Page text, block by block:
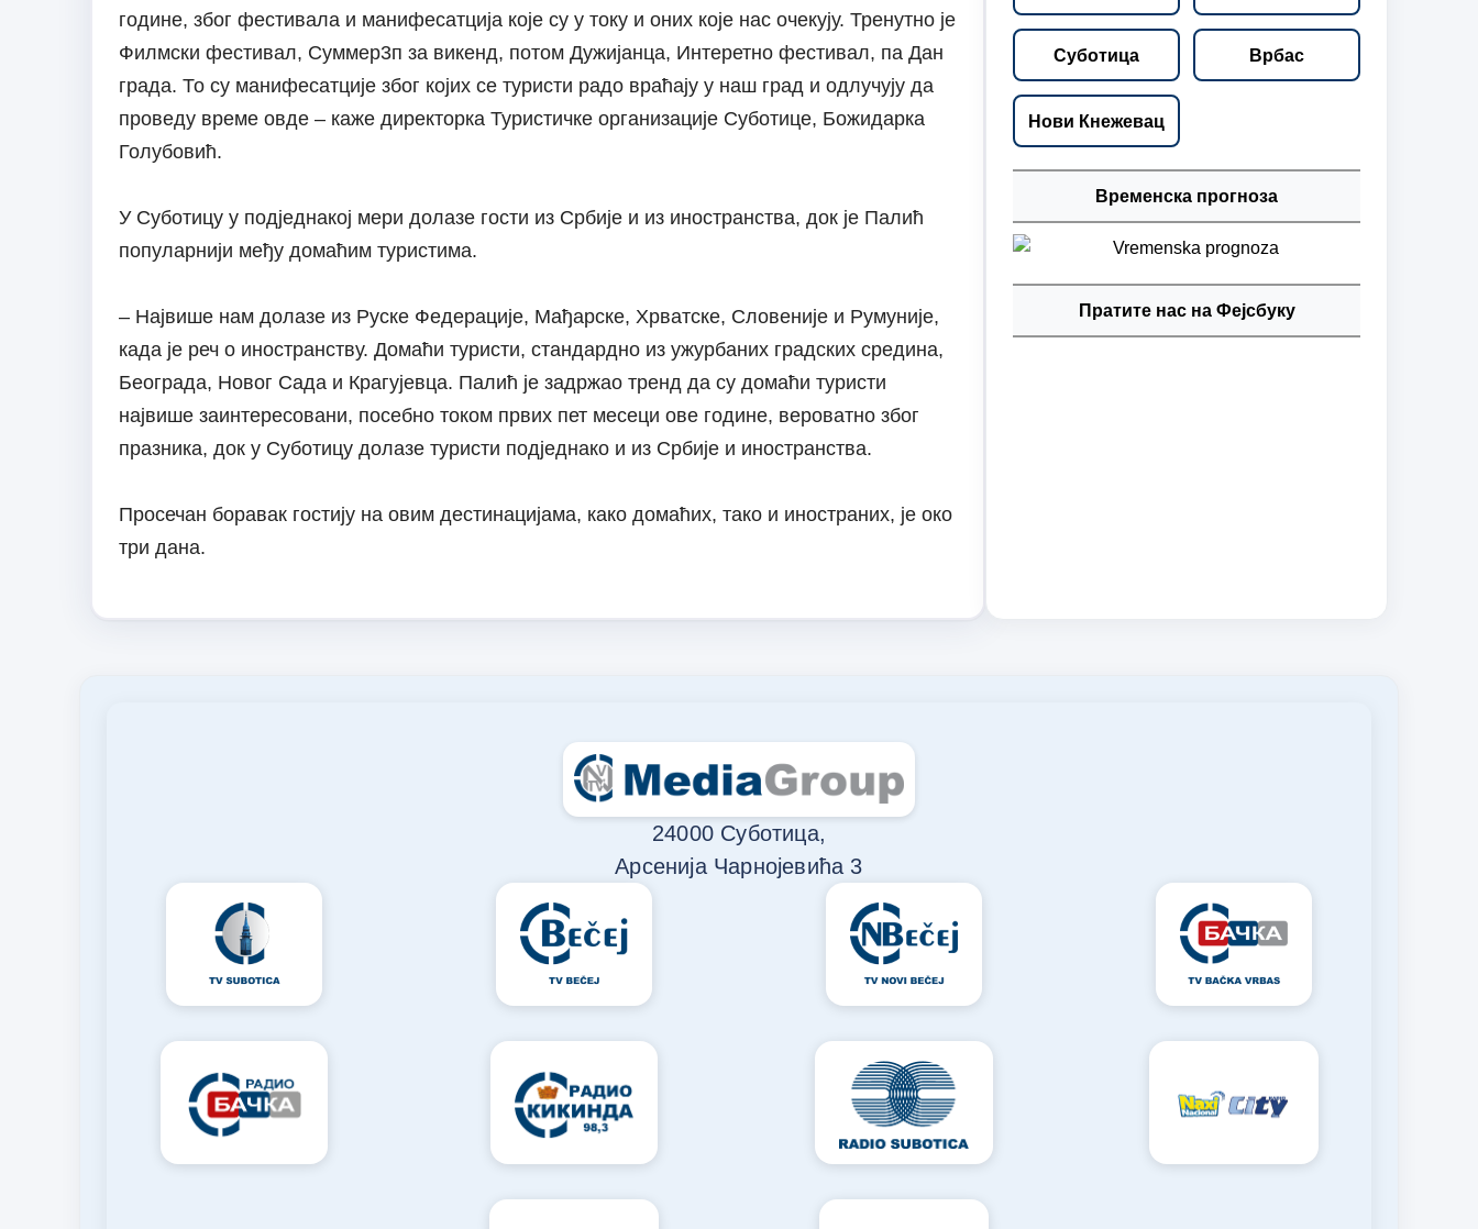
године, због фестивала и манифесатција које су у току и оних које нас очекују. Тренутно је
Филмски фестивал, Суммер3п за викенд, потом Дужијанца, Интеретно фестивал, па Дан
града. То су манифесатције због којих се туристи радо враћају у наш град и одлучују да
проведу време овде – каже директорка Туристичке организације Суботице, Божидарка
Голубовић.
У Суботицу у подједнакој мери долазе гости из Србије и из иностранства, док је Палић
популарнији међу домаћим туристима.
– Највише нам долазе из Руске Федерације, Мађарске, Хрватске, Словеније и Румуније,
када је реч о иностранству. Домаћи туристи, стандардно из ужурбаних градских средина,
Београда, Новог Сада и Крагујевца. Палић је задржао тренд да су домаћи туристи
највише заинтересовани, посебно током првих пет месеци ове године, вероватно због
празника, док у Суботицу долазе туристи подједнако и из Србије и иностранства.
Просечан боравак гостију на овим дестинацијама, како домаћих, тако и иностраних, је око
три дана.
Суботица Врбас
Нови Кнежевац
Временска прогноза
Пратите нас на Фејсбуку
24000 Суботица,
Арсенија Чарнојевића 3